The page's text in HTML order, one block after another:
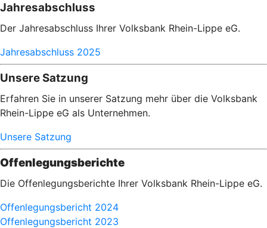
Jahresabschluss
Der Jahresabschluss Ihrer Volksbank Rhein-Lippe eG.
Jahresabschluss 2025
Unsere Satzung
Erfahren Sie in unserer Satzung mehr über die Volksbank
Rhein-Lippe eG als Unternehmen.
Unsere Satzung
Offenlegungsberichte
Die Offenlegungsberichte Ihrer Volksbank Rhein-Lippe eG.
Offenlegungsbericht 2024
Offenlegungsbericht 2023